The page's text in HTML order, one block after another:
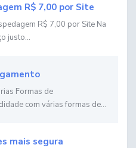
R$ 7,00 por Site
R$ 7,00 por Site Na
justo...
Formas de
com várias formas de...
mais segura